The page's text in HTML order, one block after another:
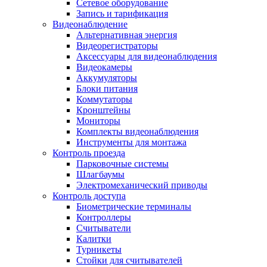
Сетевое оборудование
Запись и тарификация
Видеонаблюдение
Альтернативная энергия
Видеорегистраторы
Аксессуары для видеонаблюдения
Видеокамеры
Аккумуляторы
Блоки питания
Коммутаторы
Кронштейны
Мониторы
Комплекты видеонаблюдения
Инструменты для монтажа
Контроль проезда
Парковочные системы
Шлагбаумы
Электромеханический приводы
Контроль доступа
Биометрические терминалы
Контроллеры
Считыватели
Калитки
Турникеты
Стойки для считывателей